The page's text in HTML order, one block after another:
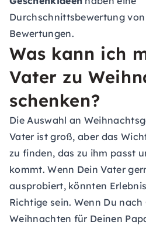
Durchschnittsbewertung von
Bewertungen.
Was kann ich
Vater zu
schenken?
Die Auswahl an
Vater ist groß, aber das
zu finden, das zu ihm passt
kommt. Wenn Dein Vater
ausprobiert, könnten
Richtige sein. Wenn Du
Weihnachten für Deinen